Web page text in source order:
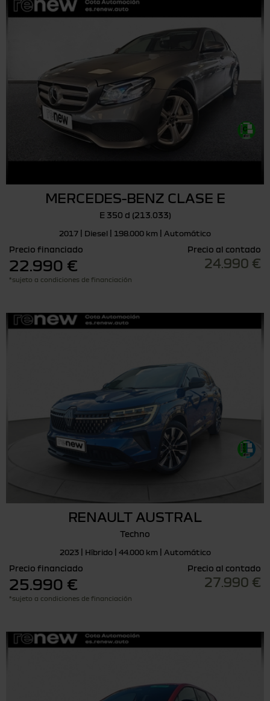
MERCEDES-BENZ CLASE E
E 350 d (213.033)
2017 | Diesel | 198.000 km | Automático
Precio financiado
22.990 €
*sujeto a condiciones de financiación
Precio al contado
24.990 €
RENAULT AUSTRAL
Techno
2023 | Híbrido | 44.000 km | Automático
Precio financiado
25.990 €
*sujeto a condiciones de financiación
Precio al contado
27.990 €